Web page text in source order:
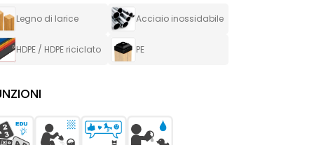
Legno di larice Acciaio inossidabile
HDPE / HDPE riciclato PE